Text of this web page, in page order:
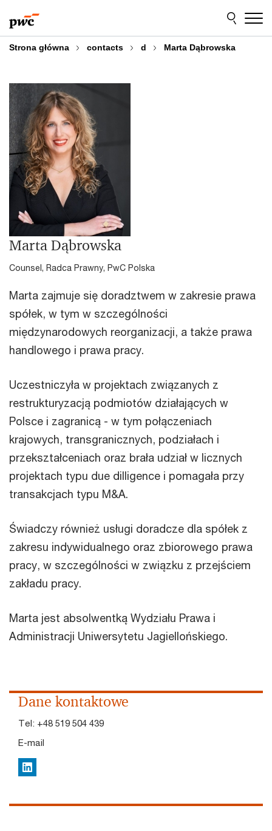
do
treści
do
stopki
Strona główna contacts d Marta Dąbrowska
Marta Dąbrowska
Counsel, Radca Prawny, PwC Polska
Marta zajmuje się doradztwem w zakresie prawa
spółek, w tym w szczególności
międzynarodowych reorganizacji, a także prawa
handlowego i prawa pracy.
Uczestniczyła w projektach związanych z
restrukturyzacją podmiotów działających w
Polsce i zagranicą - w tym połączeniach
krajowych, transgranicznych, podziałach i
przekształceniach oraz brała udział w licznych
projektach typu due dilligence i pomagała przy
transakcjach typu M&A.
Świadczy również usługi doradcze dla spółek z
zakresu indywidualnego oraz zbiorowego prawa
pracy, w szczególności w związku z przejściem
zakładu pracy.
Marta jest absolwentką Wydziału Prawa i
Administracji Uniwersytetu Jagiellońskiego.
Dane kontaktowe
Tel: +48 519 504 439
E-mail
LinkedIn